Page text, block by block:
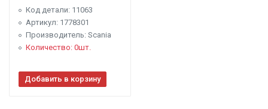
Код детали: 11063
Артикул: 1778301
Производитель: Scania
Количество: 0шт.
Добавить в корзину